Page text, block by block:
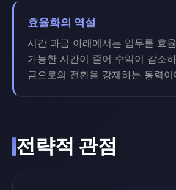
효율화의 역설
시간 과금 아래에서는 업무를 효
가능한 시간이 줄어 수익이 감소
금으로의 전환을 강제하는 동력이
전략적 관점